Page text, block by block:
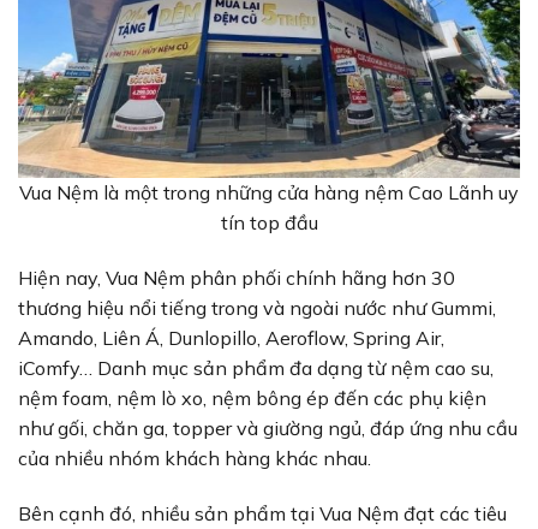
Vua Nệm là một trong những cửa hàng nệm Cao Lãnh uy
tín top đầu
Hiện nay, Vua Nệm phân phối chính hãng hơn 30
thương hiệu nổi tiếng trong và ngoài nước như Gummi,
Amando, Liên Á, Dunlopillo, Aeroflow, Spring Air,
iComfy… Danh mục sản phẩm đa dạng từ nệm cao su,
nệm foam, nệm lò xo, nệm bông ép đến các phụ kiện
như gối, chăn ga, topper và giường ngủ, đáp ứng nhu cầu
của nhiều nhóm khách hàng khác nhau.
Bên cạnh đó, nhiều sản phẩm tại Vua Nệm đạt các tiêu